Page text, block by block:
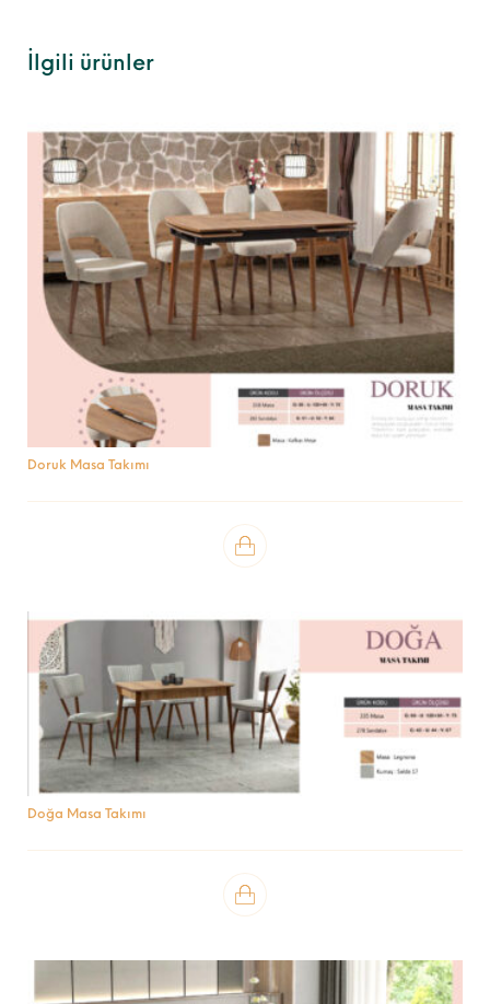
İlgili ürünler
Doruk Masa Takımı
Doğa Masa Takımı